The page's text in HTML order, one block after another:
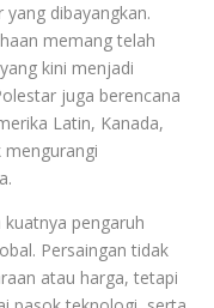
yang dibayangkan.
memang telah
kini menjadi
juga berencana
Latin, Kanada,
pengaruh
Persaingan tidak
atau harga, tetapi